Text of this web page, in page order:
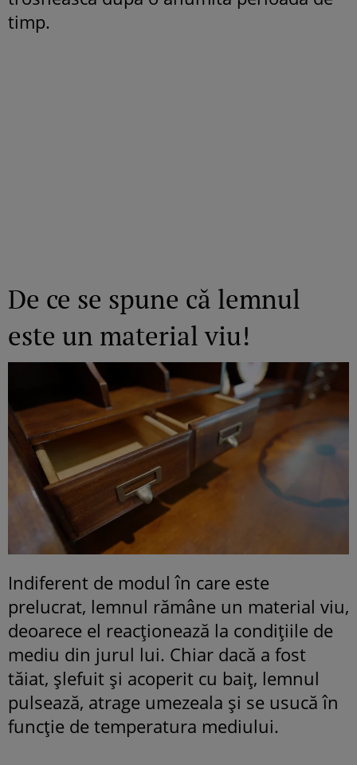
timp.
De ce se spune că lemnul
este un material viu!
Indiferent de modul în care este
prelucrat, lemnul rămâne un material viu,
deoarece el reacționează la condițiile de
mediu din jurul lui. Chiar dacă a fost
tăiat, șlefuit și acoperit cu baiț, lemnul
pulsează, atrage umezeala și se usucă în
funcție de temperatura mediului.